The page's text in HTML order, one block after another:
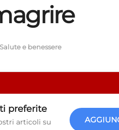
Salute e benessere
preferite
articoli su